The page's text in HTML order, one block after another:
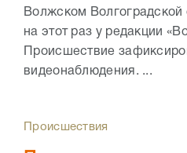
Волжском Волгоградской
на этот раз у редакции
Происшествие
видеонаблюдения. ...
Происшествия